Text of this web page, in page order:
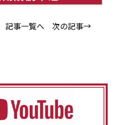
記事一覧へ 次の記事→